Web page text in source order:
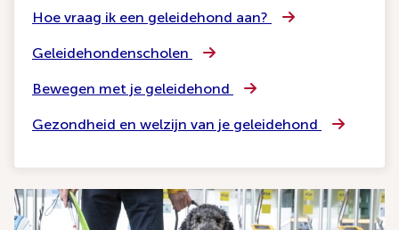
Hoe vraag ik een geleidehond aan?
Geleidehondenscholen
Bewegen met je geleidehond
Gezondheid en welzijn van je geleidehond